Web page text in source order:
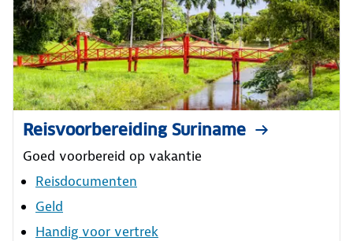
Reisvoorbereiding Suriname
Goed voorbereid op vakantie
Reisdocumenten
Geld
Handig voor vertrek